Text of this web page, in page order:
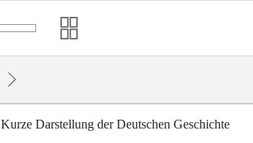
Kurze Darstellung der Deutschen Geschichte